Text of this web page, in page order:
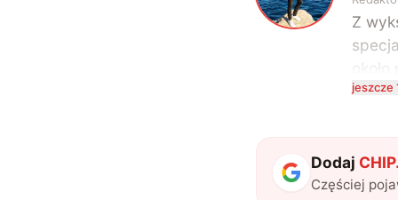
Z
także
jeszcze
Dodaj
Częściej